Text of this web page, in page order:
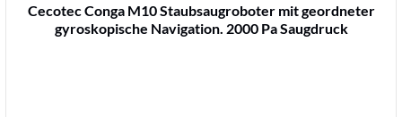
Cecotec Conga M10 Staubsaugroboter mit geordneter
gyroskopische Navigation. 2000 Pa Saugdruck